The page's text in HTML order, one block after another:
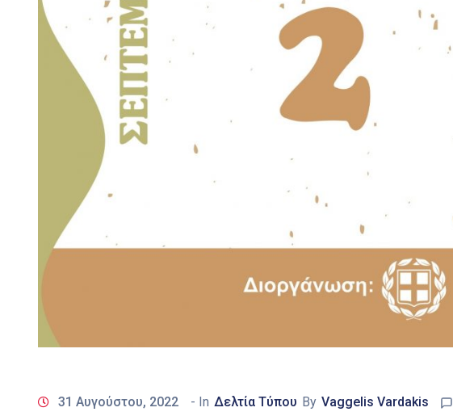
31 Αυγούστου, 2022 - In Δελτία Τύπου By Vaggelis Vardakis